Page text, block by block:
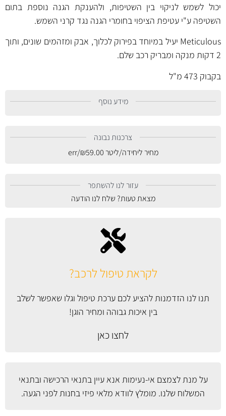
לקראת טיפול לרכב?
תנו לנו הזדמנות להציע לכם ערכת טיפול וגלו שאפשר לשלב
בין איכות גבוהה ומחיר הוגן!
לחצו כאן
על מנת לצמצם אי-נעימות אנא עייןבתנאי הרכישה ובתנאי
המשלוח שלנו. מומלץ לוודא מלאי פיזי בחנות לפני הגעה.
יכול לשמש לניקוי בין השטיפות, ולהענקת הגנה נוספת בתום
השטיפה ע"י עטיפת הציפוי בחומרי הגנה נגד קרני השמש.
Meticulous יעיל במיוחד בפירוק לכלוך, אבק ומזהמים שונים, ותוך
2 דקות מנקה ומבריק רכב שלם.
בקבוק 473 מ"ל
מידע נוסף
צרכנות נבונה
מחיר ליחידה/ליטר
₪59.00
/err
עזור לנו להשתפר
מצאת טעות? שלח לנו הודעה